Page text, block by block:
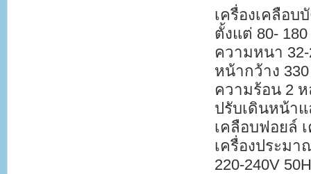
เครื่องเคลือบ
ตั้งแต่ 80-
ความหนา 32-
หน้ากว้าง
ความร้อน 2
ปรับเดินหน้า
เคลือบฟอยล์
เครื่องประม
220-240V